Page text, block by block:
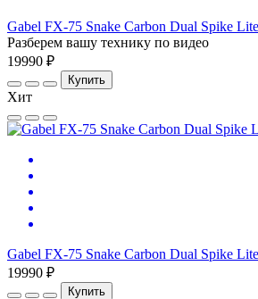
Gabel FX-75 Snake Carbon Dual Spike Lite
Разберем вашу технику по видео
19990 ₽
Купить
Хит
Gabel FX-75 Snake Carbon Dual Spike
19990 ₽
Купить